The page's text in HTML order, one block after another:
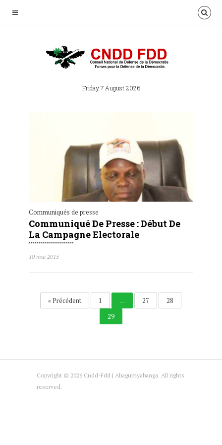
Friday 7 August 2026
Communiqués de presse
Communiqué De Presse : Début De
La Campagne Electorale
10 mai 2015
« Précédent 1 … 27
28
29
Copyright © 2026 Cndd-Fdd | Abagumyabanga. All rights
reserved.